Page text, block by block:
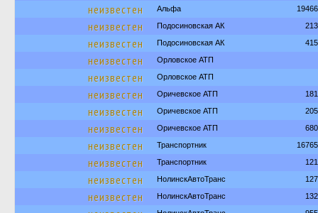
неизвестен Альфа
неизвестен Подосиновская АК
неизвестен Подосиновская АК
неизвестен Орловское АТП
неизвестен Орловское АТП
неизвестен Оричевское АТП
неизвестен Оричевское АТП
неизвестен Оричевское АТП
неизвестен Транспортник
неизвестен Транспортник
неизвестен НолинскАвтоТранс
неизвестен НолинскАвтоТранс